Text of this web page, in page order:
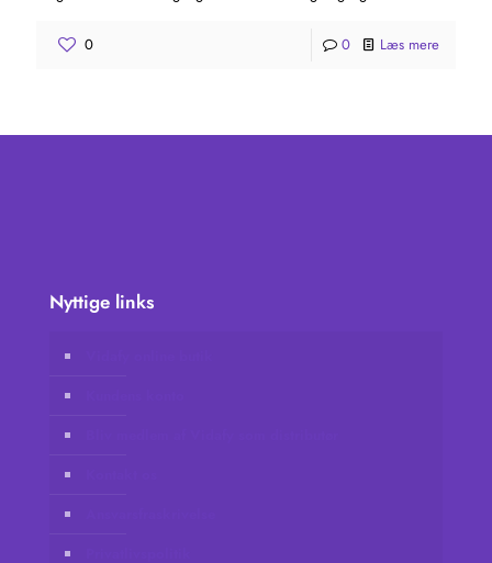
0 0 Læs mere
Nyttige links